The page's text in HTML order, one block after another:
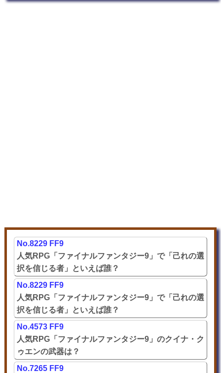
No.8229 FF9
人気RPG「ファイナルファンタジー9」で「己れの選
択を信じる者」といえば誰？
No.8229 FF9
人気RPG「ファイナルファンタジー9」で「己れの選
択を信じる者」といえば誰？
No.4573 FF9
人気RPG「ファイナルファンタジー9」のクイナ・ク
ゥエンの武器は？
No.7265 FF9